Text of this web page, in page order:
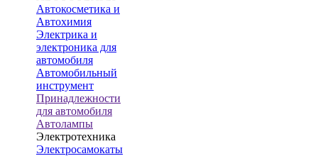
Автокосметика и
Автохимия
Электрика и
электроника для
автомобиля
Автомобильный
инструмент
Принадлежности
для автомобиля
Автолампы
Электротехника
Электросамокаты